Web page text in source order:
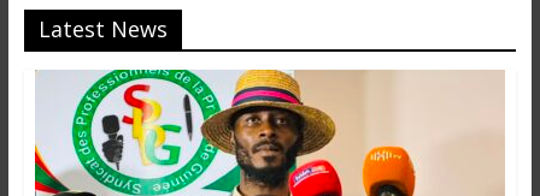
d
Latest News